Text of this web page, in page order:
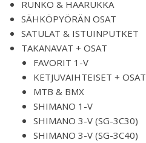
RUNKO & HAARUKKA
SÄHKÖPYÖRÄN OSAT
SATULAT & ISTUINPUTKET
TAKANAVAT + OSAT
FAVORIT 1-V
KETJUVAIHTEISET + OSAT
MTB & BMX
SHIMANO 1-V
SHIMANO 3-V (SG-3C30)
SHIMANO 3-V (SG-3C40)